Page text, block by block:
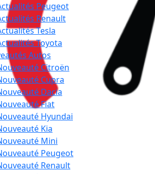
Peugeot
Renault
Tesla
Toyota
Autos
Citroën
Cupra
Dacia
Fiat
Hyundai
Kia
Mini
Peugeot
Renault